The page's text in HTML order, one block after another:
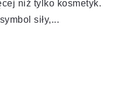
niż tylko kosmetyk.
siły,...